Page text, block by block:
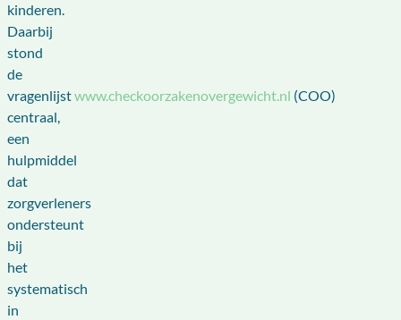
kinderen.
Daarbij
stond
de
vragenlijstwww.checkoorzakenovergewicht.nl (COO)
centraal,
een
hulpmiddel
dat
zorgverleners
ondersteunt
bij
het
systematisch
in